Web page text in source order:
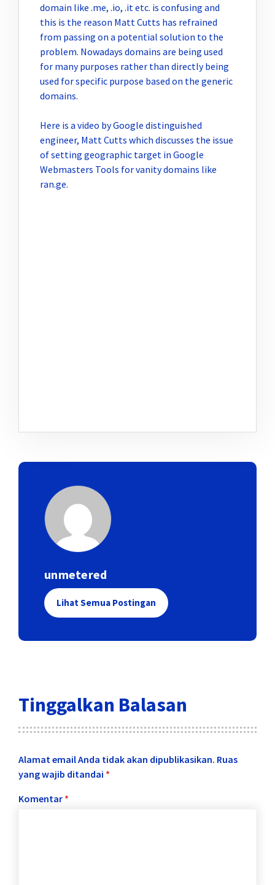
domain like .me, .io, .it etc. is confusing and
this is the reason Matt Cutts has refrained
from passing on a potential solution to the
problem. Nowadays domains are being used
for many purposes rather than directly being
used for specific purpose based on the generic
domains.
Here is a video by Google distinguished
engineer, Matt Cutts which discusses the issue
of setting geographic target in Google
Webmasters Tools for vanity domains like
ran.ge.
unmetered
Lihat Semua Postingan
Tinggalkan Balasan
Alamat email Anda tidak akan dipublikasikan. Ruas
yang wajib ditandai *
Komentar *